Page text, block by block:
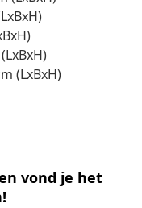
(LxBxH)
vond je het